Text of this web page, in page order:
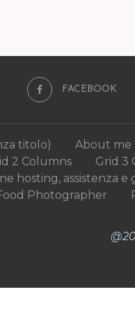
FACEBOOK
titolo) About me
2 Columns
Grid 3
hosting, assistenza
Photographer